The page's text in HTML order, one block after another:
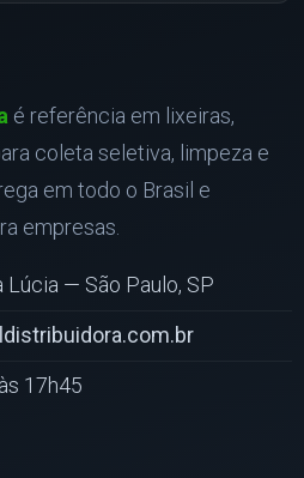
é referência em lixeiras,
coleta seletiva, limpeza e
em todo o Brasil e
empresas.
Lúcia — São Paulo, SP
17h45